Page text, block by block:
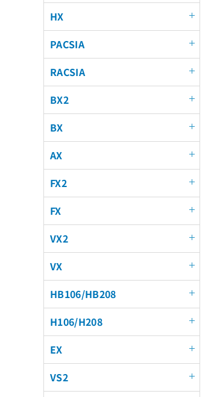
HX
PACSIA
RACSIA
BX2
BX
AX
FX2
FX
VX2
VX
HB106/HB208
H106/H208
EX
VS2